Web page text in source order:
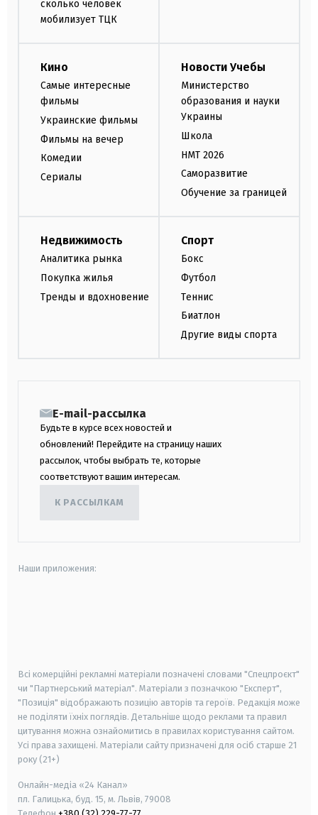
сколько человек
мобилизует ТЦК
Кино
Самые интересные
фильмы
Украинские фильмы
Фильмы на вечер
Комедии
Сериалы
Новости Учебы
Министерство
образования и науки
Украины
Школа
НМТ 2026
Саморазвитие
Обучение за границей
Недвижимость
Аналитика рынка
Покупка жилья
Тренды и вдохновение
Спорт
Бокс
Футбол
Теннис
Биатлон
Другие виды спорта
E-mail-рассылка
Будьте в курсе всех новостей и
обновлений! Перейдите на страницу наших
рассылок, чтобы выбрать те, которые
соответствуют вашим интересам.
К РАССЫЛКАМ
Наши приложения:
Всі комерційні рекламні матеріали позначені словами "Спецпроєкт"
чи "Партнерський матеріал". Матеріали з позначкою "Експерт",
"Позиція" відображають позицію авторів та героїв. Редакція може
не поділяти їхніх поглядів. Детальніше щодо реклами та правил
цитування можна ознайомитись в правилах користування сайтом.
Усі права захищені. Матеріали сайту призначені для осіб старше 21
року (21+)
Онлайн-медіа «24 Канал»
пл. Галицька, буд. 15, м. Львів, 79008